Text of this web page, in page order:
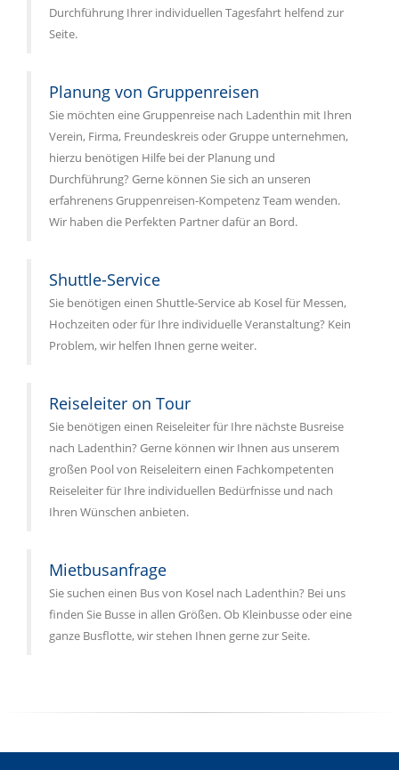
Durchführung Ihrer individuellen Tagesfahrt helfend zur
Seite.
Planung von Gruppenreisen
Sie möchten eine Gruppenreise nach Ladenthin mit Ihren
Verein, Firma, Freundeskreis oder Gruppe unternehmen,
hierzu benötigen Hilfe bei der Planung und
Durchführung? Gerne können Sie sich an unseren
erfahrenens Gruppenreisen-Kompetenz Team wenden.
Wir haben die Perfekten Partner dafür an Bord.
Shuttle-Service
Sie benötigen einen Shuttle-Service ab Kosel für Messen,
Hochzeiten oder für Ihre individuelle Veranstaltung? Kein
Problem, wir helfen Ihnen gerne weiter.
Reiseleiter on Tour
Sie benötigen einen Reiseleiter für Ihre nächste Busreise
nach Ladenthin? Gerne können wir Ihnen aus unserem
großen Pool von Reiseleitern einen Fachkompetenten
Reiseleiter für Ihre individuellen Bedürfnisse und nach
Ihren Wünschen anbieten.
Mietbusanfrage
Sie suchen einen Bus von Kosel nach Ladenthin? Bei uns
finden Sie Busse in allen Größen. Ob Kleinbusse oder eine
ganze Busflotte, wir stehen Ihnen gerne zur Seite.